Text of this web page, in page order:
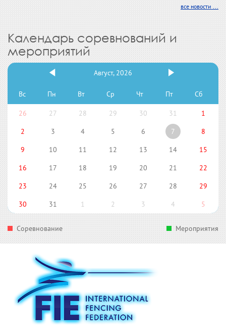
все новости ...
Календарь соревнований и
мероприятий
Август, 2026
Вс Пн Вт Ср Чт Пт Сб
26 27 28 29 30 31
1
2
3 4 5 6 7
8
9
10 11 12 13 14
15
16
17 18 19 20 21
22
23
24 25 26 27 28
29
30
31 1 2 3 4 5
Соревнование Мероприятия